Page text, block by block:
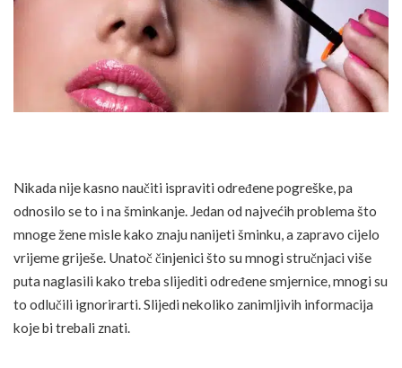
Nikada nije kasno naučiti ispraviti određene pogreške, pa
odnosilo se to i na šminkanje. Jedan od najvećih problema što
mnoge žene misle kako znaju nanijeti šminku, a zapravo cijelo
vrijeme griješe. Unatoč činjenici što su mnogi stručnjaci više
puta naglasili kako treba slijediti određene smjernice, mnogi su
to odlučili ignorirarti. Slijedi nekoliko zanimljivih informacija
koje bi trebali znati.